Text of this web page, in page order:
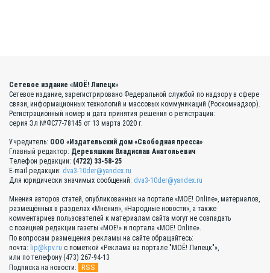
Сетевое издание «МОЁ! Липецк»
Сетевое издание, зарегистрировано Федеральной службой по надзору в сфере
связи, информационных технологий и массовых коммуникаций (Роскомнадзор).
Регистрационный номер и дата принятия решения о регистрации:
серия Эл №ФС77-78145 от 13 марта 2020 г.
Учредитель: ООО «Издательский дом «Свободная пресса»
Главный редактор: Деревяшкин Владислав Анатольевич
Телефон редакции: (4722) 33-58-25
E-mail редакции: dva3-10der@yandex.ru
Для юридически значимых сообщений: dva3-10der@yandex.ru
Мнения авторов статей, опубликованных на портале «МОЁ! Online», материалов,
размещённых в разделах «Мнения», «Народные новости», а также
комментариев пользователей к материалам сайта могут не совпадать
с позицией редакции газеты «МОЁ!» и портала «МОЁ! Online».
По вопросам размещения рекламы на сайте обращайтесь:
почта: lip@kpv.ru с пометкой «Реклама на портале "МОЁ! Липецк"»,
или по телефону (473) 267-94-13
Подписка на новости:
RSS